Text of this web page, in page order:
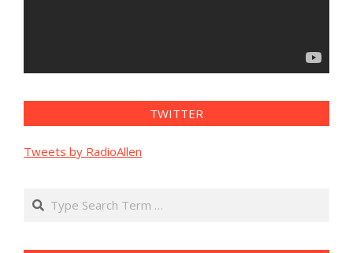
TWITTER
Tweets by RadioAllen
Search